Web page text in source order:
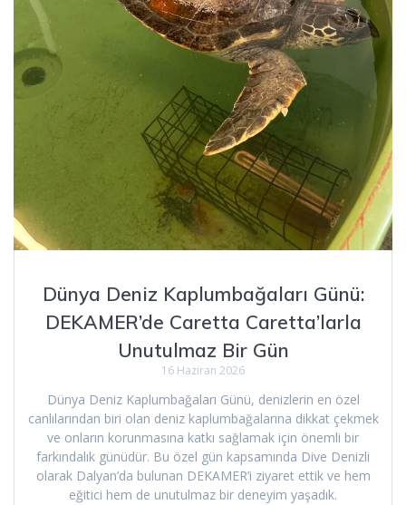
Dünya Deniz Kaplumbağaları Günü:
DEKAMER’de Caretta Caretta’larla
Unutulmaz Bir Gün
16 Haziran 2026
Dünya Deniz Kaplumbağaları Günü, denizlerin en özel
canlılarından biri olan deniz kaplumbağalarına dikkat çekmek
ve onların korunmasına katkı sağlamak için önemli bir
farkındalık günüdür. Bu özel gün kapsamında Dive Denizli
olarak Dalyan’da bulunan DEKAMER’i ziyaret ettik ve hem
eğitici hem de unutulmaz bir deneyim yaşadık.